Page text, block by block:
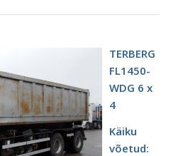
TERBERG
FL1450-
WDG 6 x
4
Käiku
võetud: